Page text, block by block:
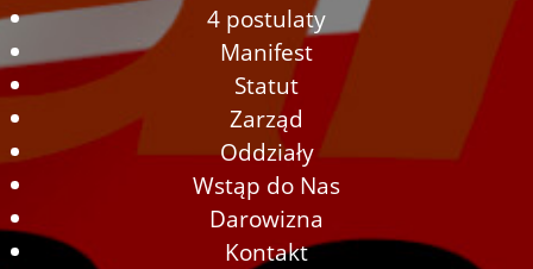
4 postulaty
Manifest
Statut
Zarząd
Oddziały
Wstąp do Nas
Darowizna
Kontakt